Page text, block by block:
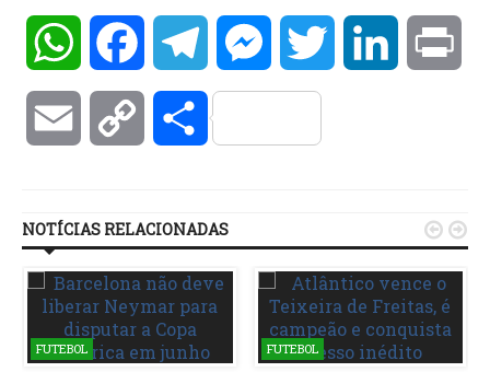
WhatsAppFacebookTelegramMessengerTwitter LinkedIn
Email Copy Compartilhar
NOTÍCIAS RELACIONADAS
FUTEBOL FUTEBOL
 